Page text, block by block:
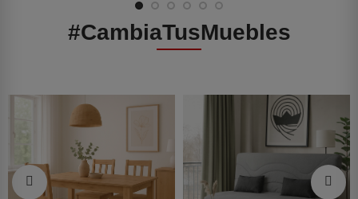
#CambiaTusMuebles